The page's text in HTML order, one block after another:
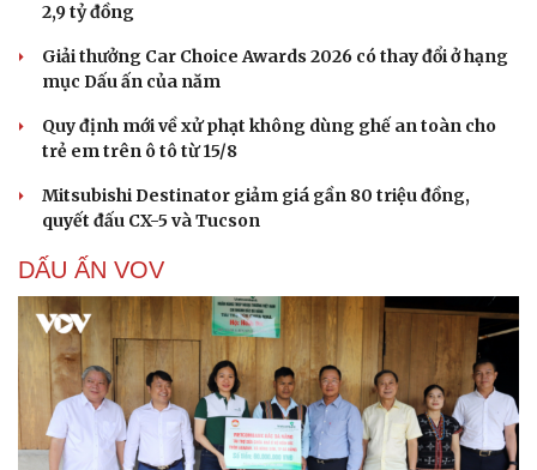
2,9 tỷ đồng
Giải thưởng Car Choice Awards 2026 có thay đổi ở hạng
mục Dấu ấn của năm
Quy định mới về xử phạt không dùng ghế an toàn cho
trẻ em trên ô tô từ 15/8
Mitsubishi Destinator giảm giá gần 80 triệu đồng,
quyết đấu CX-5 và Tucson
DẤU ẤN VOV